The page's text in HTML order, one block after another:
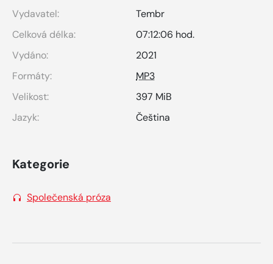
Vydavatel:
Tembr
Celková délka:
07:12:06 hod.
Vydáno:
2021
Formáty:
MP3
Velikost:
397 MiB
Jazyk:
Čeština
Kategorie
Společenská próza